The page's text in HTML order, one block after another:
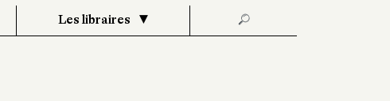
Les libraires 🔎